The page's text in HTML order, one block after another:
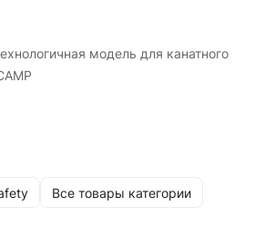
модель для канатного
Все товары категории